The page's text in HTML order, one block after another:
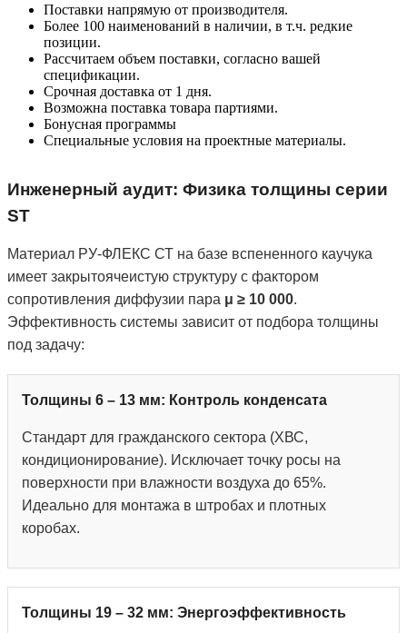
Поставки напрямую от производителя.
Более 100 наименований в наличии, в т.ч. редкие
позиции.
Рассчитаем объем поставки, согласно вашей
спецификации.
Срочная доставка от 1 дня.
Возможна поставка товара партиями.
Бонусная программы
Специальные условия на проектные материалы.
Инженерный аудит: Физика толщины серии
ST
Материал РУ-ФЛЕКС СТ на базе вспененного каучука
имеет закрытоячеистую структуру с фактором
сопротивления диффузии пара μ ≥ 10 000.
Эффективность системы зависит от подбора толщины
под задачу:
Толщины 6 – 13 мм: Контроль конденсата
Стандарт для гражданского сектора (ХВС,
кондиционирование). Исключает точку росы на
поверхности при влажности воздуха до 65%.
Идеально для монтажа в штробах и плотных
коробах.
Толщины 19 – 32 мм: Энергоэффективность